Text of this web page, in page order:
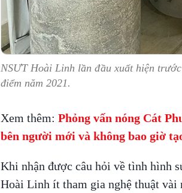
NSƯT Hoài Linh lần đầu xuất hiện
điểm năm 2021.
Xem thêm: Phỏng vấn nóng Cát
bên người mới và không bao giờ
Khi nhận được câu hỏi về tình hình
Hoài Linh ít tham gia nghệ thuật